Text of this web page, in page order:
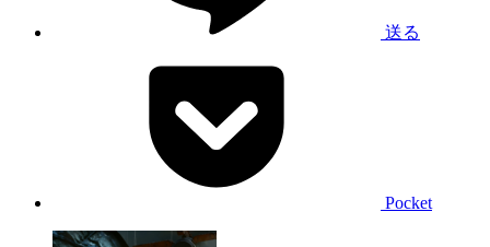
送る
Pocket